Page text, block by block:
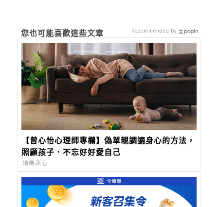
您也可能喜歡這些文章
【曾心怡心理師專欄】偽單親調適身心的方法，
照顧孩子．不忘好好愛自己
媽媽談心
Recommended by